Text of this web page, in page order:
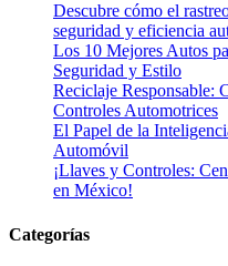
Descubre cómo el
seguridad y eficiencia
Los 10 Mejores Autos
Seguridad y Estilo
Reciclaje Responsable:
Controles Automotrices
El Papel de la
Automóvil
¡Llaves y Controles:
en México!
Categorías